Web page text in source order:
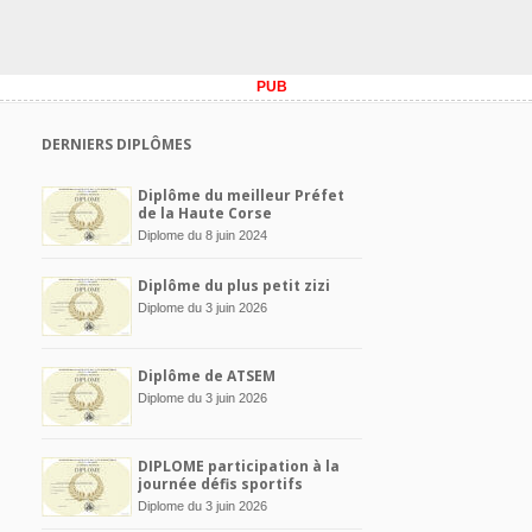
PUB
DERNIERS DIPLÔMES
Diplôme du meilleur Préfet
de la Haute Corse
Diplome du 8 juin 2024
Diplôme du plus petit zizi
Diplome du 3 juin 2026
Diplôme de ATSEM
Diplome du 3 juin 2026
DIPLOME participation à la
journée défis sportifs
Diplome du 3 juin 2026